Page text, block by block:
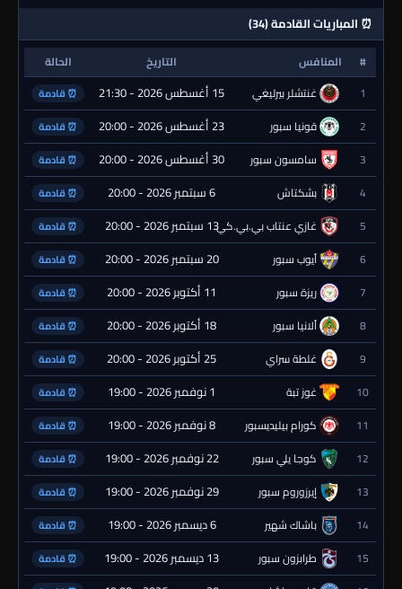
⏰ المباريات القادمة (34)
# المنافس التاريخ
الحالة
1
غنتشلر بيرليغي 15 أغسطس 2026 - 21:30 ⏰ قادمة
2 قونيا سبور 23 أغسطس 2026 - 20:00 ⏰ قادمة
3 سامسون سبور 30 أغسطس 2026 - 20:00 ⏰ قادمة
4 بشكتاش 6 سبتمبر 2026 - 20:00 ⏰ قادمة
5 غازي عنتاب بي.بي.كي.13 سبتمبر 2026 - 20:00 ⏰ قادمة
6 أيوب سبور 20 سبتمبر 2026 - 20:00 ⏰ قادمة
7 ريزة سبور 11 أكتوبر 2026 - 20:00 ⏰ قادمة
8 ألانيا سبور 18 أكتوبر 2026 - 20:00 ⏰ قادمة
9 غلطة سراي 25 أكتوبر 2026 - 20:00 ⏰ قادمة
10 غوز تبة 1 نوفمبر 2026 - 19:00 ⏰ قادمة
11 كورام بيليديسبور 8 نوفمبر 2026 - 19:00 ⏰ قادمة
12 كوجا يلي سبور 22 نوفمبر 2026 - 19:00 ⏰ قادمة
13 إيرزوروم سبور 29 نوفمبر 2026 - 19:00 ⏰ قادمة
14 باشاك شهير 6 ديسمبر 2026 - 19:00 ⏰ قادمة
15 طرابزون سبور 13 ديسمبر 2026 - 19:00 ⏰ قادمة